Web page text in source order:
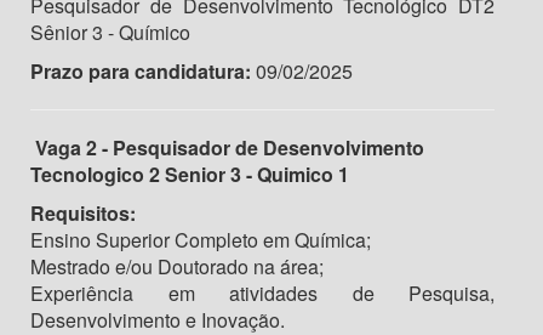
Sênior 3 - Químico
Prazo para candidatura: 09/02/2025
Vaga 2 - Pesquisador de Desenvolvimento
Tecnologico 2 Senior 3 - Quimico 1
Requisitos:
Ensino Superior Completo em Química;
Mestrado e/ou Doutorado na área;
Experiência em atividades de Pesquisa,
Desenvolvimento e Inovação.